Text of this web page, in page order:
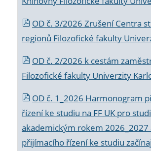
OD č. 3/2026 Zrušení Centra
regionů Filozofické fakulty
OD č. 2/2026 k cestám
Filozofické fakulty Univerzity
OD č. 1_2026 Harmonogram
řízení ke studiu na FF UK pro
akademickým rokem 2026_2027
přijímacího řízení ke studiu